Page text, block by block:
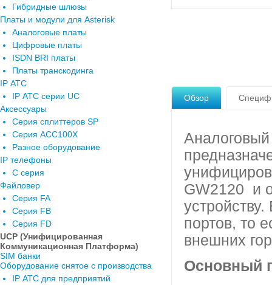
Гибридные шлюзы
Платы и модули для Asterisk
Аналоговые платы
Цифровые платы
ISDN BRI платы
Платы транскодинга
IP АТС
IP АТС серии UC
Аксессуары
Серия сплиттеров SP
Серия ACC100X
Разное оборудование
IP телефоны
C серия
Файловер
Серия FA
Серия FB
Серия FD
UCP (Унифицированная
Коммуникационная Платформа)
SIM банки
Оборудование снятое с производства
IP АТС для предприятий
Обзор
Аналоговый
GW2120 и
портов, то
внешних
Основный